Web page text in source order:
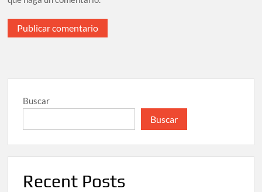
Buscar
Buscar
Recent Posts